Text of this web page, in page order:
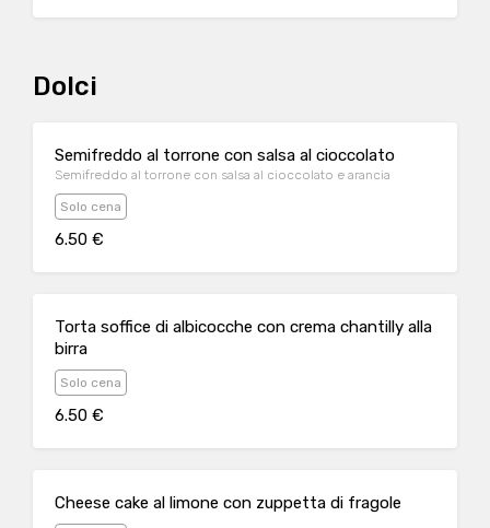
Dolci
Semifreddo al torrone con salsa al cioccolato
Semifreddo al torrone con salsa al cioccolato e arancia
Solo cena
6.50 €
Torta soffice di albicocche con crema chantilly alla
birra
Solo cena
6.50 €
Cheese cake al limone con zuppetta di fragole